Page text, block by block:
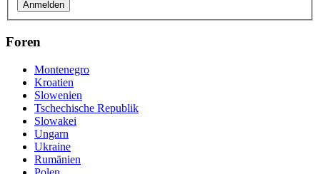
Anmelden
Foren
Montenegro
Kroatien
Slowenien
Tschechische Republik
Slowakei
Ungarn
Ukraine
Rumänien